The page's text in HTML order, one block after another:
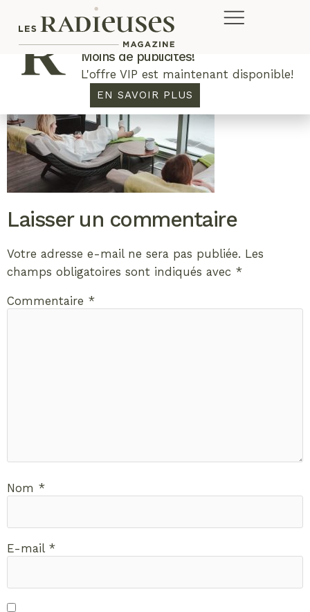
Laisser un commentaire
Votre adresse e-mail ne sera pas publiée. Les
champs obligatoires sont indiqués avec *
Commentaire *
Nom *
E-mail *
Plus de concours. Plus de rabais.
Moins de publicités!
L'offre VIP est maintenant disponible!
EN SAVOIR PLUS